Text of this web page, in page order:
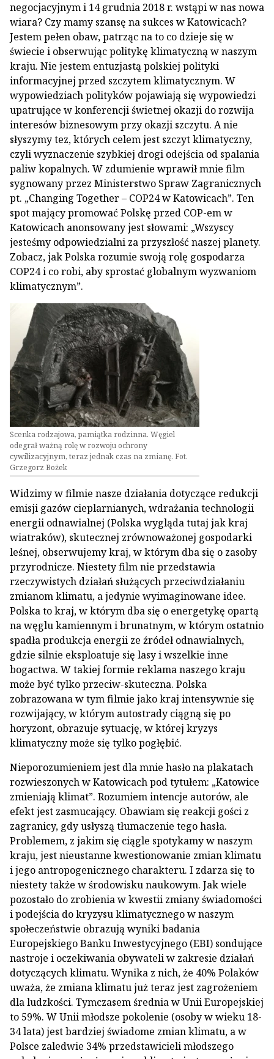
negocjacyjnym i 14 grudnia 2018 r. wstąpi w nas nowa
wiara? Czy mamy szansę na sukces w Katowicach?
Jestem pełen obaw, patrząc na to co dzieje się w
świecie i obserwując politykę klimatyczną w naszym
kraju. Nie jestem entuzjastą polskiej polityki
informacyjnej przed szczytem klimatycznym. W
wypowiedziach polityków pojawiają się wypowiedzi
upatrujące w konferencji świetnej okazji do rozwija
interesów biznesowym przy okazji szczytu. A nie
słyszymy tez, których celem jest szczyt klimatyczny,
czyli wyznaczenie szybkiej drogi odejścia od spalania
paliw kopalnych. W zdumienie wprawił mnie film
sygnowany przez Ministerstwo Spraw Zagranicznych
pt. „Changing Together – COP24 w Katowicach”. Ten
spot mający promować Polskę przed COP-em w
Katowicach anonsowany jest słowami: „Wszyscy
jesteśmy odpowiedzialni za przyszłość naszej planety.
Zobacz, jak Polska rozumie swoją rolę gospodarza
COP24 i co robi, aby sprostać globalnym wyzwaniom
klimatycznym”.
Scenka rodzajowa, pamiątka rodzinna. Węgiel
odegrał ważną rolę w rozwoju ochrony
cywilizacyjnym, teraz jednak czas na zmianę. Fot.
Grzegorz Bożek
Widzimy w filmie nasze działania dotyczące redukcji
emisji gazów cieplarnianych, wdrażania technologii
energii odnawialnej (Polska wygląda tutaj jak kraj
wiatraków), skutecznej zrównoważonej gospodarki
leśnej, obserwujemy kraj, w którym dba się o zasoby
przyrodnicze. Niestety film nie przedstawia
rzeczywistych działań służących przeciwdziałaniu
zmianom klimatu, a jedynie wyimaginowane idee.
Polska to kraj, w którym dba się o energetykę opartą
na węglu kamiennym i brunatnym, w którym ostatnio
spadła produkcja energii ze źródeł odnawialnych,
gdzie silnie eksploatuje się lasy i wszelkie inne
bogactwa. W takiej formie reklama naszego kraju
może być tylko przeciw-skuteczna. Polska
zobrazowana w tym filmie jako kraj intensywnie się
rozwijający, w którym autostrady ciągną się po
horyzont, obrazuje sytuację, w której kryzys
klimatyczny może się tylko pogłębić.
Nieporozumieniem jest dla mnie hasło na plakatach
rozwieszonych w Katowicach pod tytułem: „Katowice
zmieniają klimat”. Rozumiem intencje autorów, ale
efekt jest zasmucający. Obawiam się reakcji gości z
zagranicy, gdy usłyszą tłumaczenie tego hasła.
Problemem, z jakim się ciągle spotykamy w naszym
kraju, jest nieustanne kwestionowanie zmian klimatu
i jego antropogenicznego charakteru. I zdarza się to
niestety także w środowisku naukowym. Jak wiele
pozostało do zrobienia w kwestii zmiany świadomości
i podejścia do kryzysu klimatycznego w naszym
społeczeństwie obrazują wyniki badania
Europejskiego Banku Inwestycyjnego (EBI) sondujące
nastroje i oczekiwania obywateli w zakresie działań
dotyczących klimatu. Wynika z nich, że 40% Polaków
uważa, że zmiana klimatu już teraz jest zagrożeniem
dla ludzkości. Tymczasem średnia w Unii Europejskiej
to 59%. W Unii młodsze pokolenie (osoby w wieku 18-
34 lata) jest bardziej świadome zmian klimatu, a w
Polsce zaledwie 34% przedstawicieli młodszego